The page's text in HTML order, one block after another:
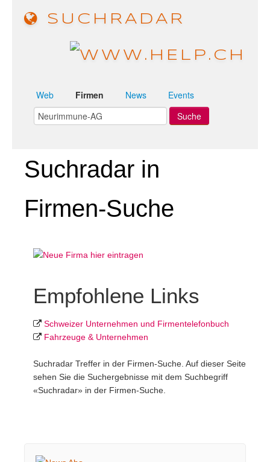
SUCHRADAR
Web Firmen News Events
Suchradar in
Firmen-Suche
Empfohlene Links
Schweizer Unternehmen und Firmentelefonbuch
Fahrzeuge & Unternehmen
Suchradar Treffer in der Firmen-Suche. Auf dieser Seite
sehen Sie die Suchergebnisse mit dem Suchbegriff
«Suchradar» in der Firmen-Suche.